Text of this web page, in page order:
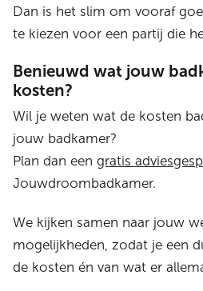
Dan is het slim om vooraf
te kiezen voor een partij die
Benieuwd wat jouw
kosten?
Wil je weten wat de kosten
jouw badkamer?
Plan dan eengratis
Jouwdroombadkamer.
We kijken samen naar jouw
mogelijkheden, zodat je een
de kosten én van wat er